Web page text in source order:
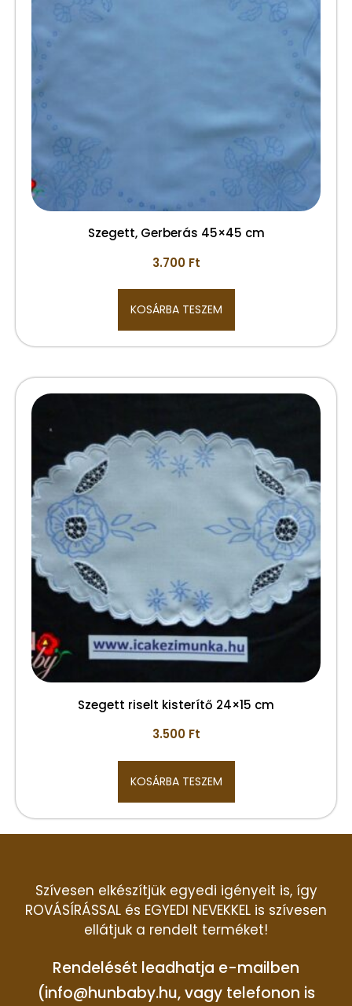
Szegett, Gerberás 45×45 cm
3.700 Ft
KOSÁRBA TESZEM
Szegett riselt kisterítő 24×15 cm
3.500 Ft
KOSÁRBA TESZEM
Szívesen elkészítjük egyedi igényeit is, így
ROVÁSÍRÁSSAL és EGYEDI NEVEKKEL is szívesen
ellátjuk a rendelt terméket!
Rendelését leadhatja e-mailben
(info@hunbaby.hu, vagy telefonon is